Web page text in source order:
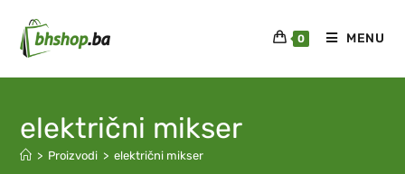
0 MENU
električni mikser
> Proizvodi > električni mikser